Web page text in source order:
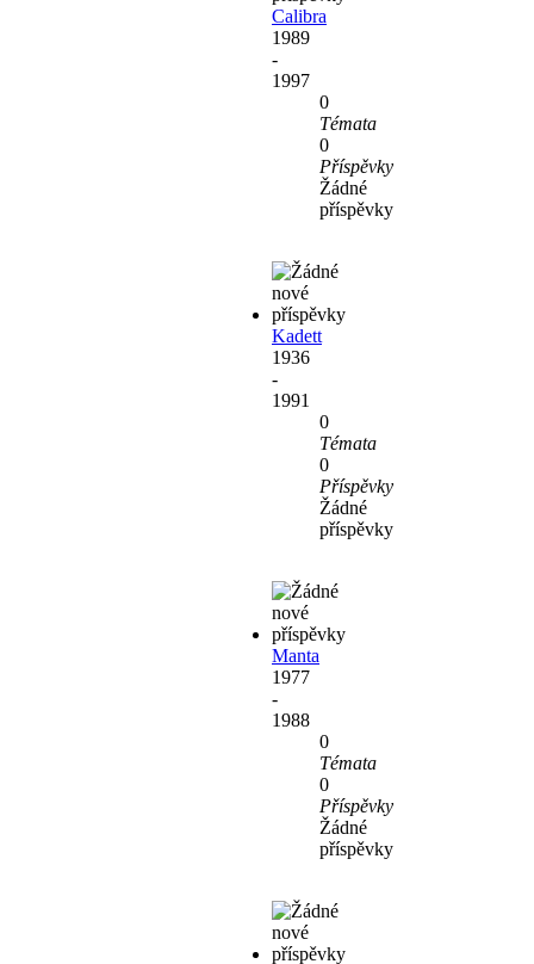
Calibra
1989
-
1997
0
Témata
0
Příspěvky
Žádné
příspěvky
Kadett
1936
-
1991
0
Témata
0
Příspěvky
Žádné
příspěvky
Manta
1977
-
1988
0
Témata
0
Příspěvky
Žádné
příspěvky